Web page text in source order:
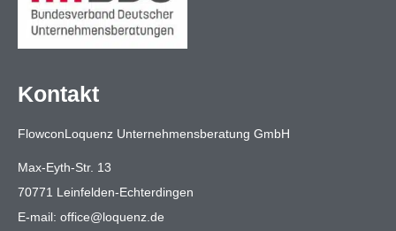
Kontakt
FlowconLoquenz Unternehmensberatung GmbH
Max-Eyth-Str. 13
70771 Leinfelden-Echterdingen
E-mail: office@loquenz.de